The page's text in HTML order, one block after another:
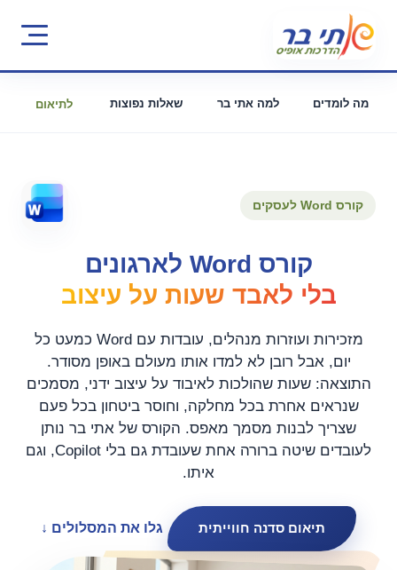
מה לומדים למה אתי בר שאלות נפוצות לתיאום
קורס Word לעסקים
קורס Word לארגונים
בלי לאבד שעות על עיצוב
מזכירות ועוזרות מנהלים, עובדות עם Word כמעט כל
יום, אבל רובן לא למדו אותו מעולם באופן מסודר.
התוצאה: שעות שהולכות לאיבוד על עיצוב ידני, מסמכים
שנראים אחרת בכל מחלקה, וחוסר ביטחון בכל פעם
שצריך לבנות מסמך מאפס. הקורס של אתי בר נותן
לעובדים שיטה ברורה אחת שעובדת גם בלי Copilot, וגם
איתו.
תיאום סדנה חווייתית גלו את המסלולים ↓